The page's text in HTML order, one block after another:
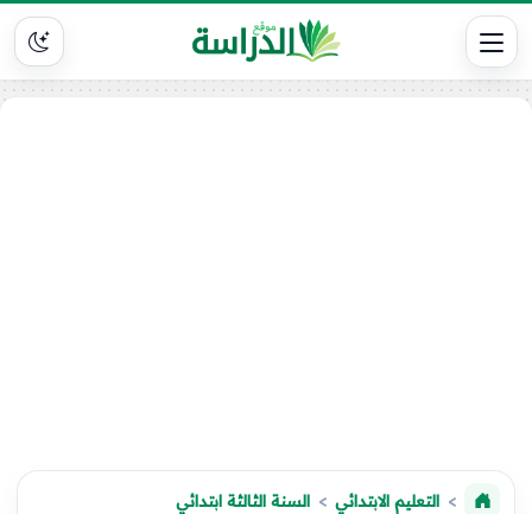
التعليم الابتدائي السنة الثالثة ابتدائي